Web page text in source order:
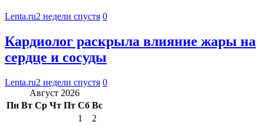
Lenta.ru2 недели спустя 0
Кардиолог раскрыла влияние жары на
сердце и сосуды
Lenta.ru2 недели спустя 0
Август 2026
Пн Вт Ср Чт Пт Сб Вс
1
2